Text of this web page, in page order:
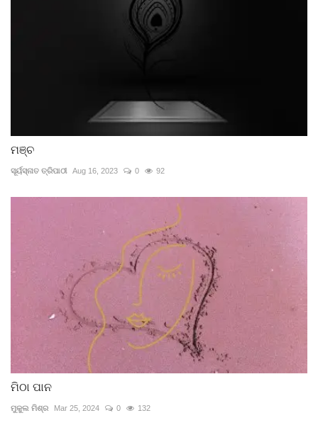
ମଞ୍ଚ
ସୂର୍ୟସ୍ନାତ ତ୍ରିପାଠୀ Aug 16, 2023 0 92
ମିଠା ପାନ
ମୁକୁଲ ମିଶ୍ର Mar 25, 2024 0 132